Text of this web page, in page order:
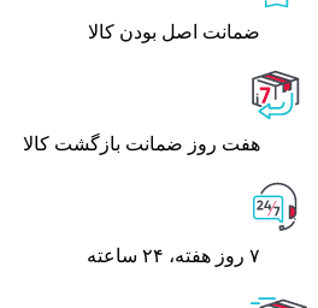
ﺿﻤﺎﻧﺖ اﺻﻞ ﺑﻮدن ﮐﺎﻟﺎ
هفت روز ضمانت بازگشت کالا
۷ روز ﻫﻔﺘﻪ، ۲۴ ﺳﺎﻋﺘﻪ